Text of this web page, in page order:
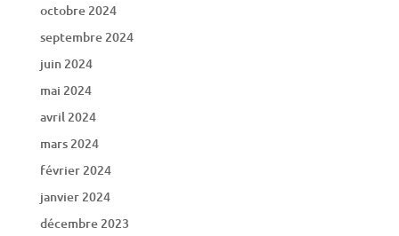
octobre 2024
septembre 2024
juin 2024
mai 2024
avril 2024
mars 2024
février 2024
janvier 2024
décembre 2023